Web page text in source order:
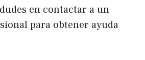
en contactar a un
para obtener ayuda